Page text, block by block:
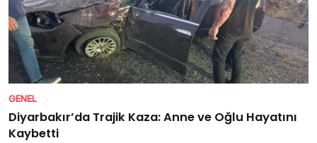
GENEL
Diyarbakır’da Trajik Kaza: Anne ve Oğlu Hayatını
Kaybetti